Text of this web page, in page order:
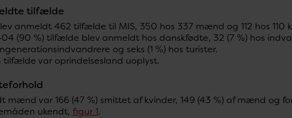
tilfælde
anmeldt 462 tilfælde til MIS, 350 hos 337 mænd og 112 hos 110
(90 %) tilfælde blev anmeldt hos danskfødte, 32 (7 %) hos
og seks (1 %) hos turister.
tilfælde var oprindelsesland uoplyst.
mænd var 166 (47 %) smittet af kvinder, 149 (43 %) af mænd og
ukendt, figur 1.